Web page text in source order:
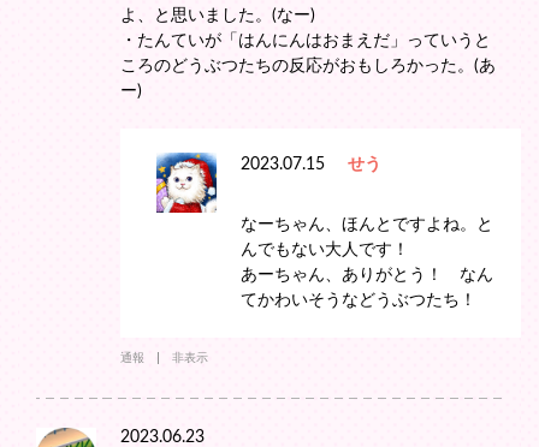
よ、と思いました。(なー)
・たんていが「はんにんはおまえだ」っていうと
ころのどうぶつたちの反応がおもしろかった。(あ
ー)
2023.07.15 せう
なーちゃん、ほんとですよね。と
んでもない大人です！
あーちゃん、ありがとう！ なん
てかわいそうなどうぶつたち！
通報 非表示
2023.06.23